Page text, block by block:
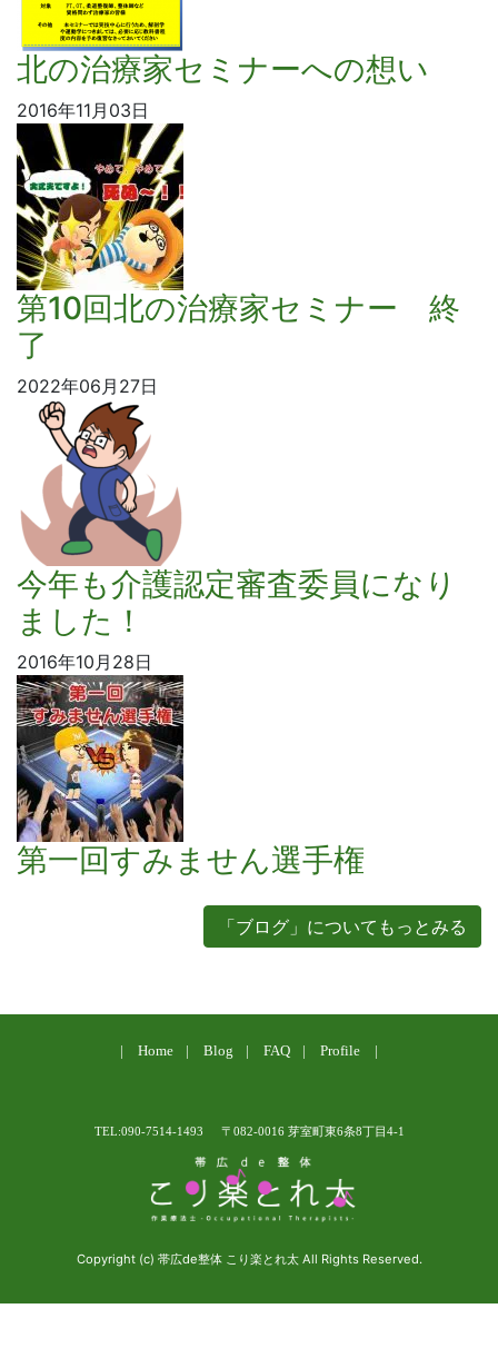
北の治療家セミナーへの想い
2016年11月03日
第10回北の治療家セミナー 終
了
2022年06月27日
今年も介護認定審査委員になり
ました！
2016年10月28日
第一回すみません選手権
「ブログ」についてもっとみる
Home Blog FAQ Profile
TEL:090-7514-1493 〒082-0016 芽室町東6条8丁目4-1
Copyright (c) 帯広de整体 こり楽とれ太 All Rights Reserved.